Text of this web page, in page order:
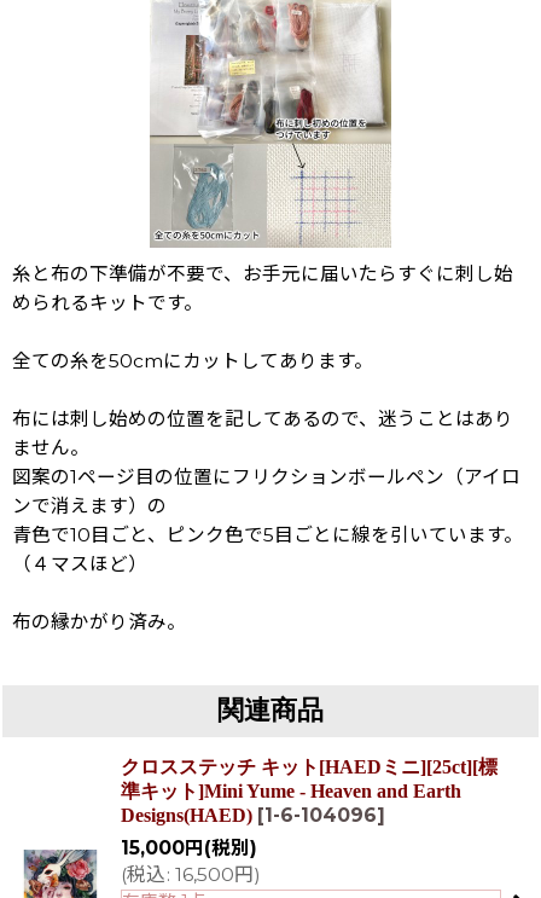
糸と布の下準備が不要で、お手元に届いたらすぐに刺し始
められるキットです。
全ての糸を50cmにカットしてあります。
布には刺し始めの位置を記してあるので、迷うことはあり
ません。
図案の1ページ目の位置にフリクションボールペン（アイロ
ンで消えます）の
青色で10目ごと、ピンク色で5目ごとに線を引いています。
（４マスほど）
布の縁かがり済み。
関連商品
クロスステッチ キット[HAEDミニ][25ct][標
準キット]Mini Yume - Heaven and Earth
Designs(HAED) [1-6-104096]
15,000円(税別)
(税込: 16,500円)